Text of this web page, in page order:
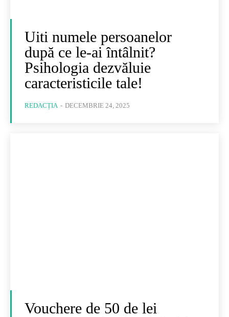
Uiti numele persoanelor
după ce le-ai întâlnit?
Psihologia dezvăluie
caracteristicile tale!
REDACȚIA - DECEMBRIE 24, 2025
Vouchere de 50 de lei